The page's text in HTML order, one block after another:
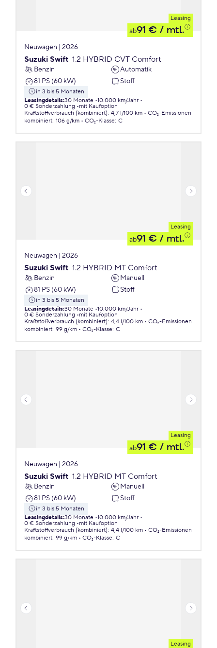
Leasing
ab91 € / mtl.
Neuwagen | 2026
Suzuki Swift 1.2 HYBRID CVT Comfort
Benzin
Automatik
81 PS (60 kW)
Stoff
in 3 bis 5 Monaten
Leasingdetails:30 Monate 10.000 km/Jahr
0 € Sonderzahlung
mit Kaufoption
Kraftstoffverbrauch (kombiniert): 4,7 l/100 km
CO₂-Emissionen
kombiniert: 106 g/km CO₂-Klasse: C
Leasing
ab91 € / mtl.
Neuwagen | 2026
Suzuki Swift 1.2 HYBRID MT Comfort
Benzin
Manuell
81 PS (60 kW)
Stoff
in 3 bis 5 Monaten
Leasingdetails:30 Monate 10.000 km/Jahr
0 € Sonderzahlung
mit Kaufoption
Kraftstoffverbrauch (kombiniert): 4,4 l/100 km
CO₂-Emissionen
kombiniert: 99 g/km CO₂-Klasse: C
Leasing
ab91 € / mtl.
Neuwagen | 2026
Suzuki Swift 1.2 HYBRID MT Comfort
Benzin
Manuell
81 PS (60 kW)
Stoff
in 3 bis 5 Monaten
Leasingdetails:30 Monate 10.000 km/Jahr
0 € Sonderzahlung
mit Kaufoption
Kraftstoffverbrauch (kombiniert): 4,4 l/100 km
CO₂-Emissionen
kombiniert: 99 g/km CO₂-Klasse: C
Leasing